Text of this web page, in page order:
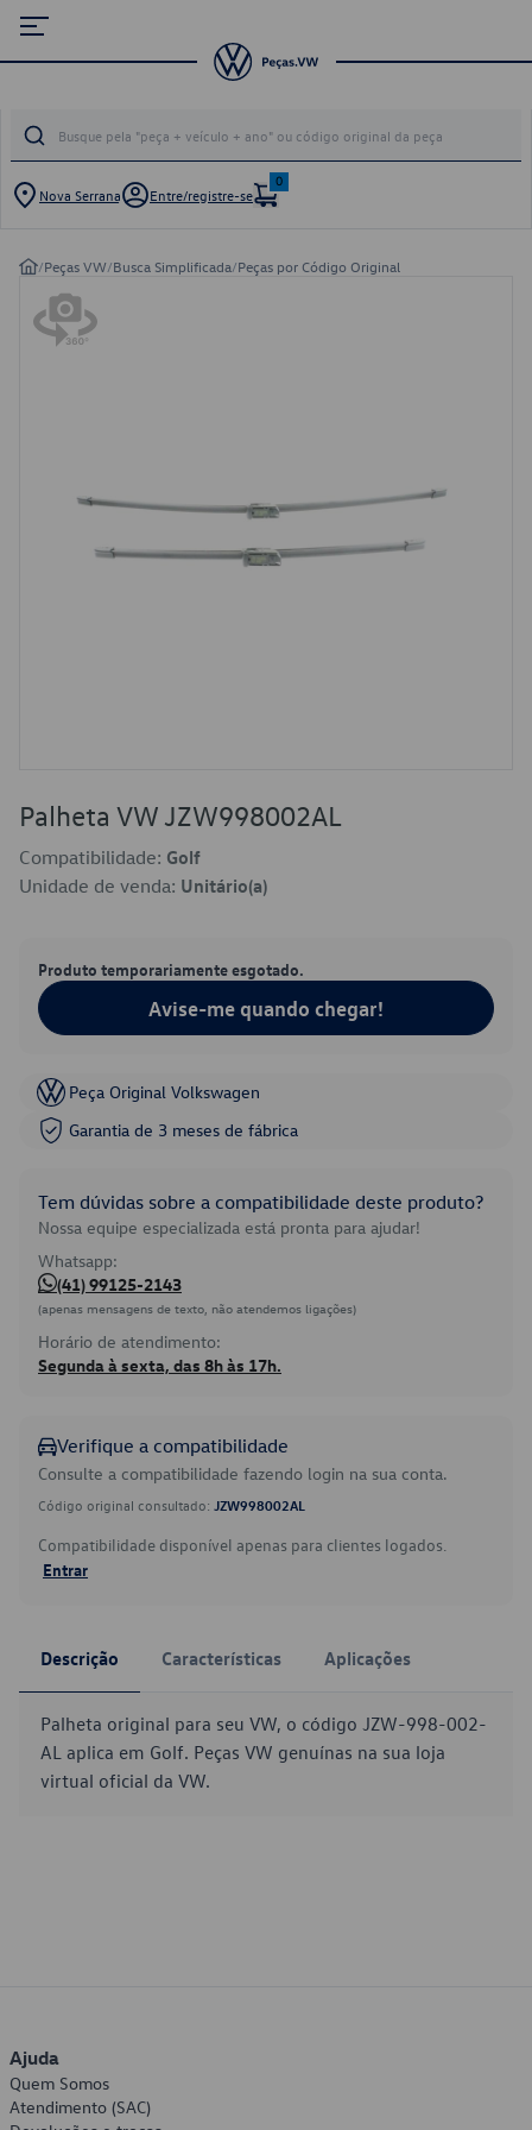
Nova Serrana Entre/registre-se
0
/Peças VW/Busca Simplificada/Peças por Código Original
Palheta VW JZW998002AL
Compatibilidade: Golf
Unidade de venda: Unitário(a)
Produto temporariamente esgotado.
Avise-me quando chegar!
Peça Original Volkswagen
Garantia de 3 meses de fábrica
Tem dúvidas sobre a compatibilidade deste produto?
Nossa equipe especializada está pronta para ajudar!
Whatsapp:
(41) 99125-2143
(apenas mensagens de texto, não atendemos ligações)
Horário de atendimento:
Segunda à sexta, das 8h às 17h.
Verifique a compatibilidade
Consulte a compatibilidade fazendo login na sua conta.
Código original consultado: JZW998002AL
Compatibilidade disponível apenas para clientes logados.
Entrar
Descrição Características Aplicações
Palheta original para seu VW, o código JZW-998-002-
AL aplica em Golf. Peças VW genuínas na sua loja
virtual oficial da VW.
Ajuda
Quem Somos
Atendimento (SAC)